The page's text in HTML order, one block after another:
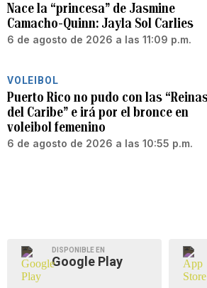
Nace la “princesa” de Jasmine
Camacho-Quinn: Jayla Sol Carlies
6 de agosto de 2026 a las 11:09 p.m.
VOLEIBOL
Puerto Rico no pudo con las
del Caribe” e irá por el bronce en
voleibol femenino
6 de agosto de 2026 a las 10:55 p.m.
DISPONIBLE EN
Google Play